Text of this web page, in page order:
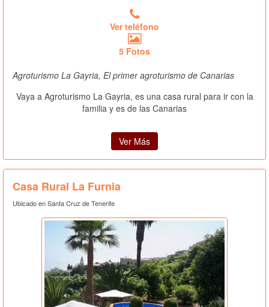
Ver teléfono
5 Fotos
Agroturismo La Gayria, El primer agroturismo de Canarias
Vaya a Agroturismo La Gayria, es una casa rural para ir con la
familia y es de las Canarias
Ver Más
Casa Rural La Furnia
Ubicado en Santa Cruz de Tenerife